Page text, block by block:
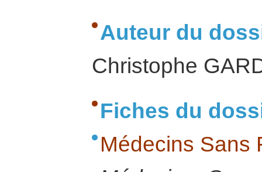
Auteur du
Christophe
Fiches du
Médecins Sans